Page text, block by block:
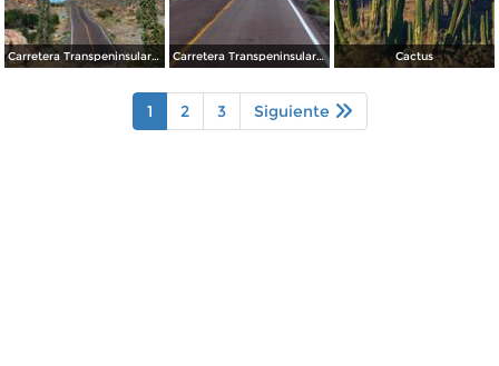
Carretera Transpeninsular (México - 1) Carretera Transpeninsular (México - 1) Cactus
1 2 3 Siguiente